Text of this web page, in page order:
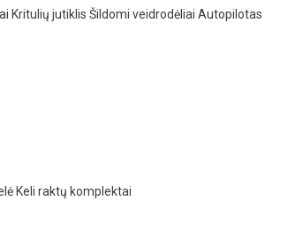
Kritulių jutiklis Šildomi veidrodėliai Autopilotas
Keli raktų komplektai